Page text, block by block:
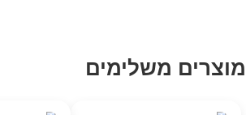
מוצרים משלימים